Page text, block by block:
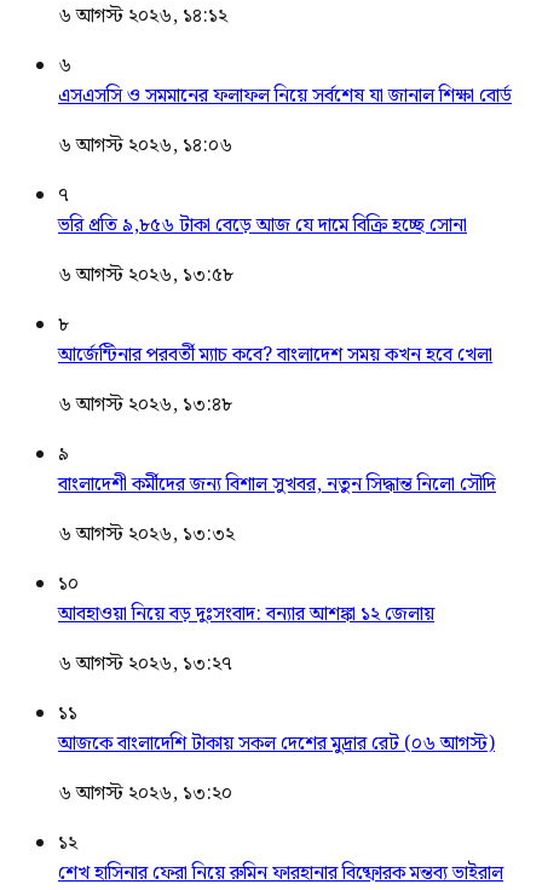
৬ আগস্ট ২০২৬, ১৪:১২
৬
এসএসসি ও সমমানের ফলাফল নিয়ে সর্বশেষ যা জানাল শিক্ষা বোর্ড
৬ আগস্ট ২০২৬, ১৪:০৬
৭
ভরি প্রতি ৯,৮৫৬ টাকা বেড়ে আজ যে দামে বিক্রি হচ্ছে সোনা
৬ আগস্ট ২০২৬, ১৩:৫৮
৮
আর্জেন্টিনার পরবর্তী ম্যাচ কবে? বাংলাদেশ সময় কখন হবে খেলা
৬ আগস্ট ২০২৬, ১৩:৪৮
৯
বাংলাদেশী কর্মীদের জন্য বিশাল সুখবর, নতুন সিদ্ধান্ত নিলো সৌদি
৬ আগস্ট ২০২৬, ১৩:৩২
১০
আবহাওয়া নিয়ে বড় দুঃসংবাদ: বন্যার আশঙ্কা ১২ জেলায়
৬ আগস্ট ২০২৬, ১৩:২৭
১১
আজকে বাংলাদেশি টাকায় সকল দেশের মুদ্রার রেট (০৬ আগস্ট)
৬ আগস্ট ২০২৬, ১৩:২০
১২
শেখ হাসিনার ফেরা নিয়ে রুমিন ফারহানার বিষ্ফোরক মন্তব্য ভাইরাল